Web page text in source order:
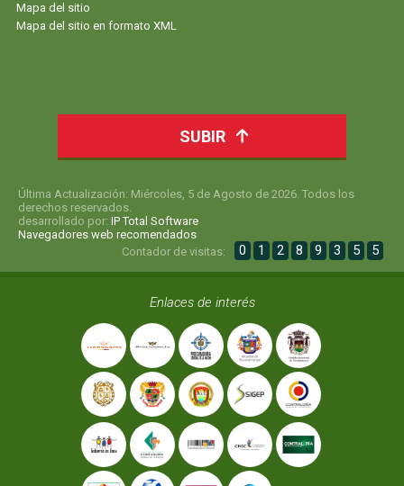
Mapa del sitio
Mapa del sitio en formato XML
SUBIR
Última Actualización: Miércoles, 5 de Agosto de 2026. Todos los
derechos reservados.
desarrollado por: IP Total Software
Navegadores web recomendados
Contador de visitas:
0 1 2 8 9 3 5 5
Enlaces de interés